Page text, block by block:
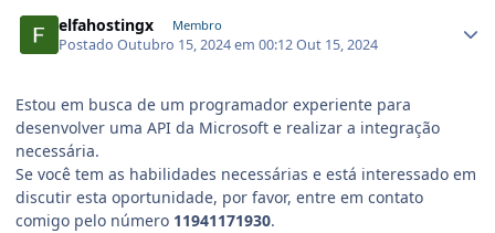
elfahostingx Membro
PostadoOutubro 15, 2024 em 00:12Out 15, 2024
Estou em busca de um programador experiente para
desenvolver uma API da Microsoft e realizar a integração
necessária.
Se você tem as habilidades necessárias e está interessado em
discutir esta oportunidade, por favor, entre em contato
comigo pelo número 11941171930.